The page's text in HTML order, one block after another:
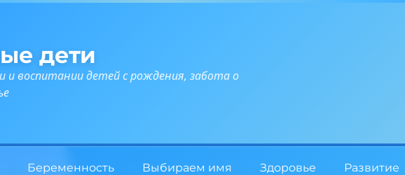
дети
и воспитании детей с рождения, забота о
Беременность Выбираем имя Здоровье Развитие